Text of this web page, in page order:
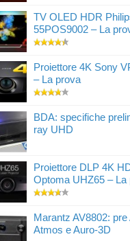
TV OLED HDR
55POS9002 – La
Proiettore 4K Sony
– La prova
BDA: specifiche
ray UHD
Proiettore DLP 4K
Optoma UHZ65 – La
Marantz AV8802:
Atmos e Auro-3D